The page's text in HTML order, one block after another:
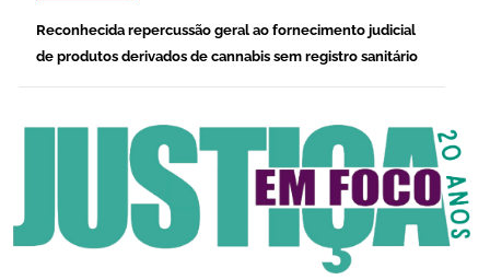
Reconhecida repercussão geral ao fornecimento judicial
de produtos derivados de cannabis sem registro sanitário